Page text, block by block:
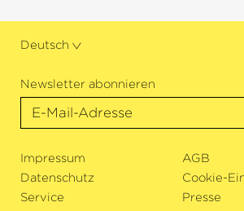
Deutsch
Newsletter abonnieren
Impressum
AGB
Datenschutz
Cookie-
Service
Presse